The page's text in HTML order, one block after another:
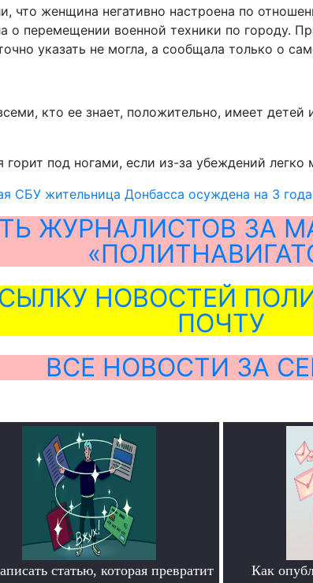
что женщина негативно настроена по
о перемещении военной техники по городу.
указать не могла, а сообщала только о
кто ее знает, положительно, имеет детей
под ногами, если из-за убеждений
СБУ жительница Донбасса осуждена на 3
ЖУРНАЛИСТОВ ЗА
НОВОСТЕЙ
ПОЧТУ
ВСЕ НОВОСТИ ЗА
статью, которая превратит
Как